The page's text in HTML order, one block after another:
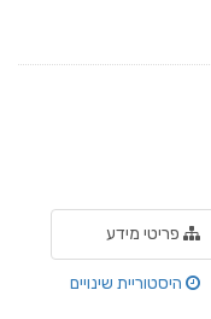
פריטי מידע
היסטוריית שינויים